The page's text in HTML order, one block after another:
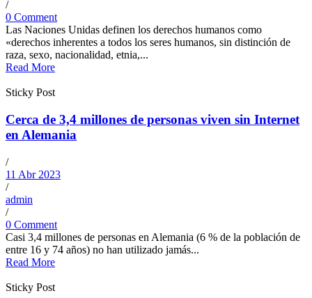
/
0 Comment
Las Naciones Unidas definen los derechos humanos como
«derechos inherentes a todos los seres humanos, sin distinción de
raza, sexo, nacionalidad, etnia,...
Read More
Sticky Post
Cerca de 3,4 millones de personas viven sin Internet
en Alemania
/
11 Abr 2023
/
admin
/
0 Comment
Casi 3,4 millones de personas en Alemania (6 % de la población de
entre 16 y 74 años) no han utilizado jamás...
Read More
Sticky Post